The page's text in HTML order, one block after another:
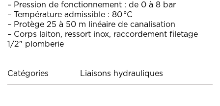
– Pression de fonctionnement : de 0 à 8 bar
– Température admissible : 80 °C
– Protège 25 à 50 m linéaire de canalisation
– Corps laiton, ressort inox, raccordement filetage
1/2″ plomberie
Catégories Liaisons hydrauliques